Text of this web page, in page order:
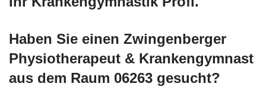
Haben Sie einen Zwingenberger
Physiotherapeut & Krankengymnast
aus dem Raum 06263 gesucht?